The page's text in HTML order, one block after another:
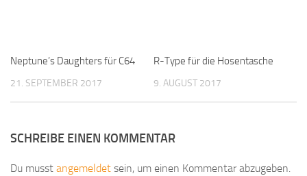
Neptune’s Daughters für C64
21. SEPTEMBER 2017
R-Type für die Hosentasche
9. AUGUST 2017
SCHREIBE EINEN KOMMENTAR
Du musst angemeldet sein, um einen Kommentar abzugeben.